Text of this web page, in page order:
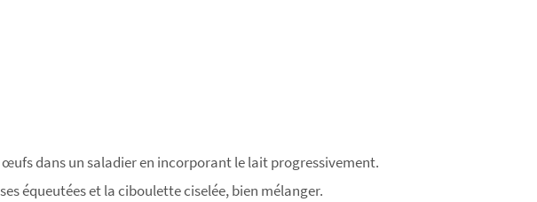
dans un saladier en incorporant le lait progressivement.
équeutées et la ciboulette ciselée, bien mélanger.